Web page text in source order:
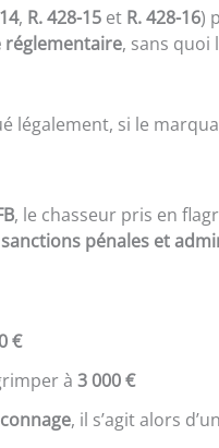
, R. 428-15 et R. 428-16)
réglementaire, sans quoi
légalement, si le
, le chasseur pris en
sanctions pénales et
€
à 3 000 €
, il s’agit alors d’un